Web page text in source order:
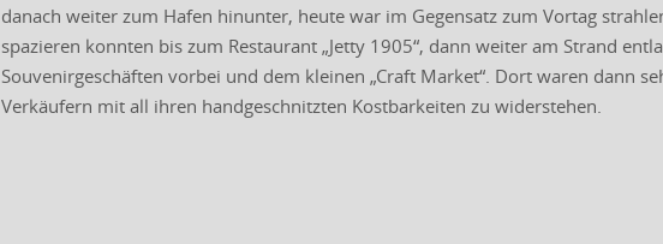
danach weiter zum Hafen hinunter, heute war im Gegensatz zum Vortag
spazieren konnten bis zum Restaurant „Jetty 1905“, dann weiter am Strand
Souvenirgeschäften vorbei und dem kleinen „Craft Market“. Dort waren dann
Verkäufern mit all ihren handgeschnitzten Kostbarkeiten zu widerstehen.